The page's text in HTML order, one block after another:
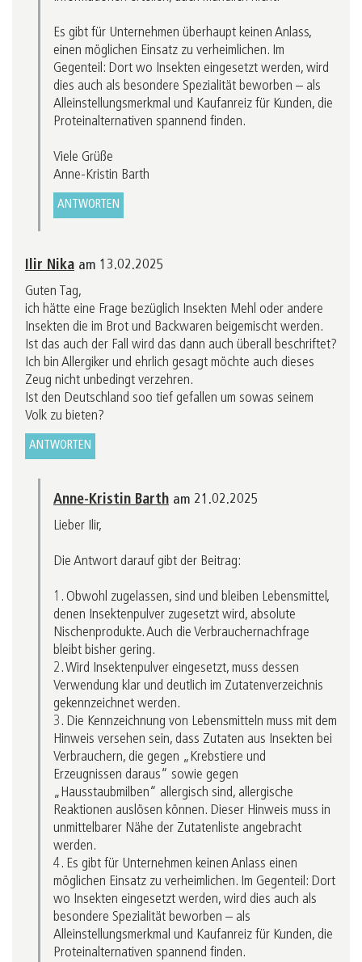
Es gibt für Unternehmen überhaupt keinen Anlass,
einen möglichen Einsatz zu verheimlichen. Im
Gegenteil: Dort wo Insekten eingesetzt werden, wird
dies auch als besondere Spezialität beworben – als
Alleinstellungsmerkmal und Kaufanreiz für Kunden, die
Proteinalternativen spannend finden.
Viele Grüße
Anne-Kristin Barth
ANTWORTEN
Ilir Nika am 13.02.2025
Guten Tag,
ich hätte eine Frage bezüglich Insekten Mehl oder andere
Insekten die im Brot und Backwaren beigemischt werden.
Ist das auch der Fall wird das dann auch überall beschriftet?
Ich bin Allergiker und ehrlich gesagt möchte auch dieses
Zeug nicht unbedingt verzehren.
Ist den Deutschland soo tief gefallen um sowas seinem
Volk zu bieten?
ANTWORTEN
Anne-Kristin Barth am 21.02.2025
Lieber Ilir,
Die Antwort darauf gibt der Beitrag:
1. Obwohl zugelassen, sind und bleiben Lebensmittel,
denen Insektenpulver zugesetzt wird, absolute
Nischenprodukte. Auch die Verbrauchernachfrage
bleibt bisher gering.
2. Wird Insektenpulver eingesetzt, muss dessen
Verwendung klar und deutlich im Zutatenverzeichnis
gekennzeichnet werden.
3. Die Kennzeichnung von Lebensmitteln muss mit dem
Hinweis versehen sein, dass Zutaten aus Insekten bei
Verbrauchern, die gegen „Krebstiere und
Erzeugnissen daraus“ sowie gegen
„Hausstaubmilben“ allergisch sind, allergische
Reaktionen auslösen können. Dieser Hinweis muss in
unmittelbarer Nähe der Zutatenliste angebracht
werden.
4. Es gibt für Unternehmen keinen Anlass einen
möglichen Einsatz zu verheimlichen. Im Gegenteil: Dort
wo Insekten eingesetzt werden, wird dies auch als
besondere Spezialität beworben – als
Alleinstellungsmerkmal und Kaufanreiz für Kunden, die
Proteinalternativen spannend finden.